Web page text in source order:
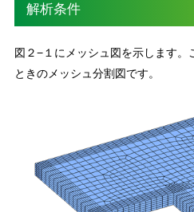
解析条件
図２−１にメッシュ図を示します。
ときのメッシュ分割図です。